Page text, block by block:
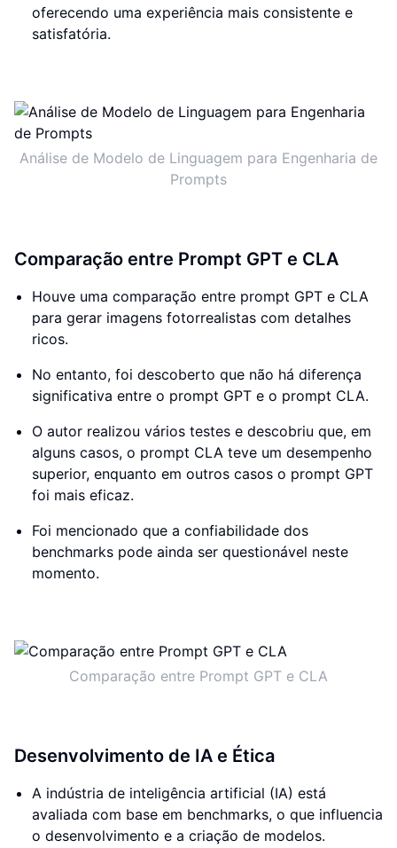
oferecendo uma experiência mais consistente e
satisfatória.
Análise de Modelo de Linguagem para Engenharia de
Prompts
Comparação entre Prompt GPT e CLA
Houve uma comparação entre prompt GPT e CLA
para gerar imagens fotorrealistas com detalhes
ricos.
No entanto, foi descoberto que não há diferença
significativa entre o prompt GPT e o prompt CLA.
O autor realizou vários testes e descobriu que, em
alguns casos, o prompt CLA teve um desempenho
superior, enquanto em outros casos o prompt GPT
foi mais eficaz.
Foi mencionado que a confiabilidade dos
benchmarks pode ainda ser questionável neste
momento.
Comparação entre Prompt GPT e CLA
Desenvolvimento de IA e Ética
A indústria de inteligência artificial (IA) está
avaliada com base em benchmarks, o que influencia
o desenvolvimento e a criação de modelos.